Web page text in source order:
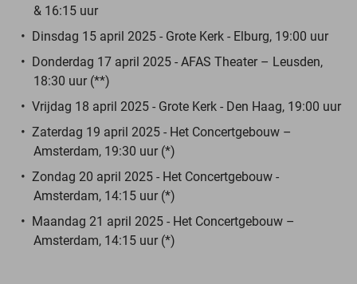
& 16:15 uur
Dinsdag 15 april 2025 - Grote Kerk - Elburg, 19:00 uur
Donderdag 17 april 2025 - AFAS Theater – Leusden,
18:30 uur (**)
Vrijdag 18 april 2025 - Grote Kerk - Den Haag, 19:00 uur
Zaterdag 19 april 2025 - Het Concertgebouw –
Amsterdam, 19:30 uur (*)
Zondag 20 april 2025 - Het Concertgebouw -
Amsterdam, 14:15 uur (*)
Maandag 21 april 2025 - Het Concertgebouw –
Amsterdam, 14:15 uur (*)